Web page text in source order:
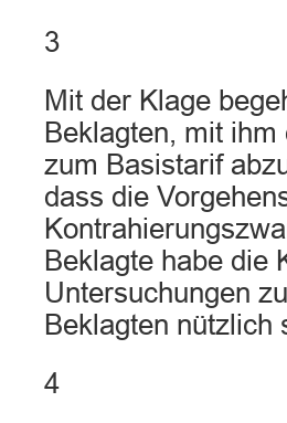
3
Mit der Klage
Beklagten, mit
zum Basistarif
dass die
Beklagte habe die
Untersuchungen
Beklagten nützlich
4